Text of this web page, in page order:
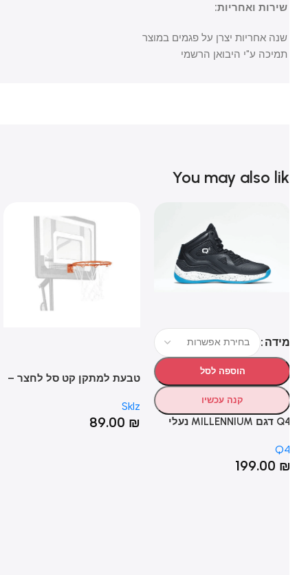
שירות ואחריות:
שנה אחריות יצרן על פגמים במוצר
תמיכה ע"י היבואן הרשמי
You may also
הוספה לסל
קנה עכשיו
Q4 דגם MILLENNIUM נעלי
199.00
טבעת למתקן קט סל לחצר –
PRO MINI HOOP SYSTEM
RIM
Sklz
89.00